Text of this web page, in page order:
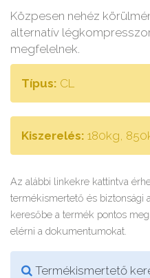
Közpesen nehéz
alternatív
megfelelnek.
Típus: CL
Kiszerelés: 180kg,
Az alábbi linkekre kattintva
termékismertető és biztonsági
keresőbe a termék pontos
elérni a dokumentumokat.
Termékismertető